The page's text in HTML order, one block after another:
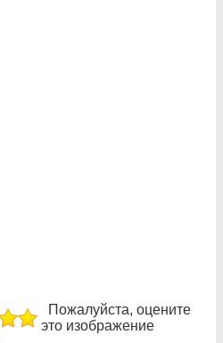
Пожалуйста, оцените
это изображение